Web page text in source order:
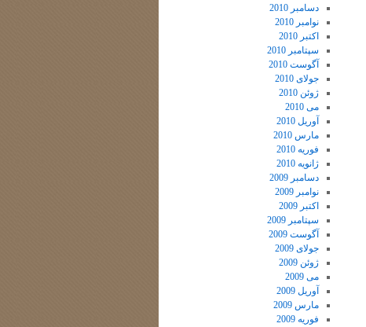
دسامبر 2010
نوامبر 2010
اکتبر 2010
سپتامبر 2010
آگوست 2010
جولای 2010
ژوئن 2010
می 2010
آوریل 2010
مارس 2010
فوریه 2010
ژانویه 2010
دسامبر 2009
نوامبر 2009
اکتبر 2009
سپتامبر 2009
آگوست 2009
جولای 2009
ژوئن 2009
می 2009
آوریل 2009
مارس 2009
فوریه 2009